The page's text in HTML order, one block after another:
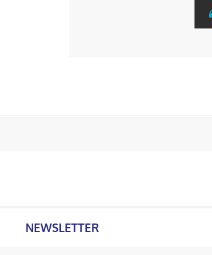
NEWSLETTER